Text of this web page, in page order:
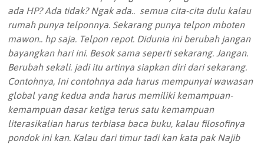
ada HP? Ada tidak? Ngak ada.. semua cita-cita dulu kalau
rumah punya telponnya. Sekarang punya telpon mboten
mawon.. hp saja. Telpon repot. Didunia ini berubah jangan
bayangkan hari ini. Besok sama seperti sekarang. Jangan.
Berubah sekali. jadi itu artinya siapkan diri dari sekarang.
Contohnya, Ini contohnya ada harus mempunyai wawasan
global yang kedua anda harus memiliki kemampuan-
kemampuan dasar ketiga terus satu kemampuan
literasikalian harus terbiasa baca buku, kalau filosofinya
pondok ini kan. Kalau dari timur tadi kan kata pak Najib